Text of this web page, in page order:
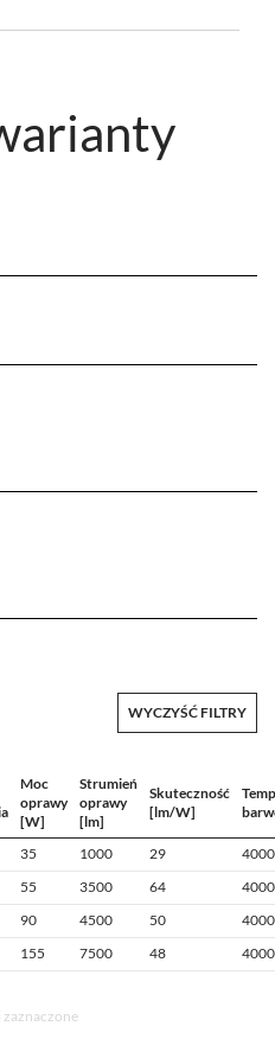
WYCZYŚĆ FILTRY
Moc
oprawy
[W]
Strumień
oprawy
[lm]
Skuteczność
[lm/W]
35 1000 29
4000
55 3500 64
4000
90 4500 50
4000
155 7500 48 4000